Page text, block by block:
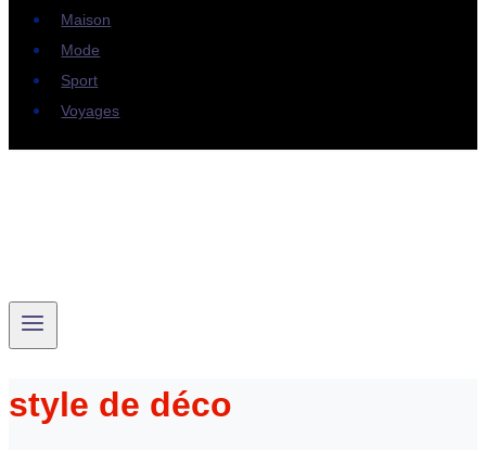
Maison
Mode
Sport
Voyages
style de déco